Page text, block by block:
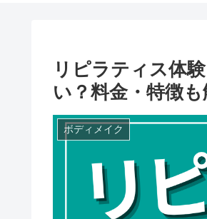
リピラティス体
い？料金・特徴
ボディメイク